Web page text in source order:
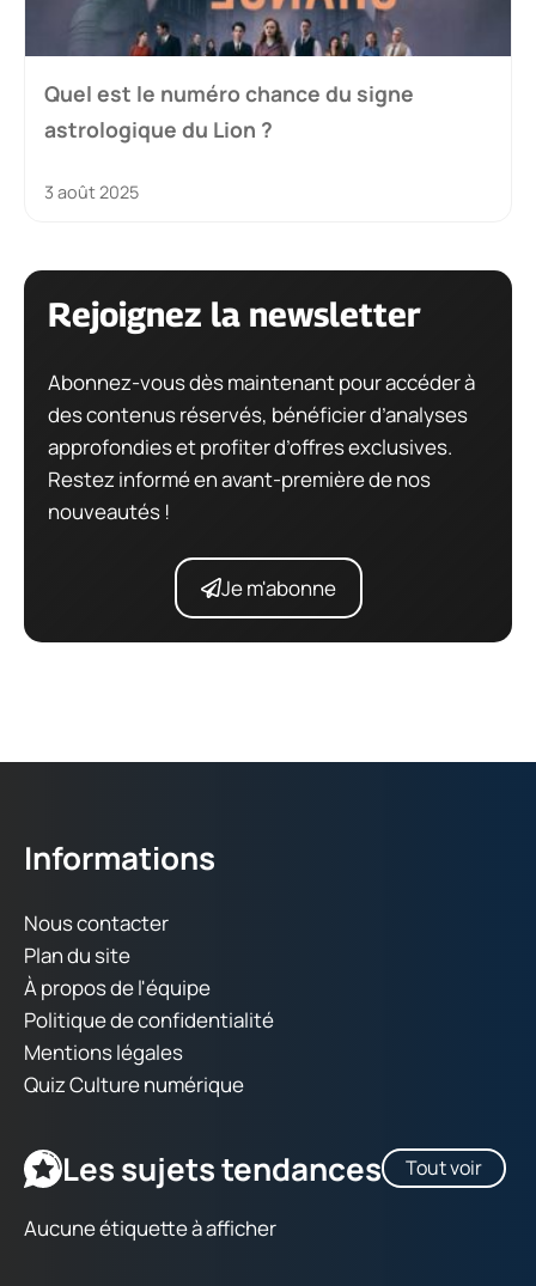
Quel est le numéro chance du signe
astrologique du Lion ?
3 août 2025
Rejoignez la newsletter
Abonnez-vous dès maintenant pour accéder à
des contenus réservés, bénéficier d’analyses
approfondies et profiter d’offres exclusives.
Restez informé en avant-première de nos
nouveautés !
Je m'abonne
Informations
Nous contacter
Plan du site
À propos de l'équipe
Politique de confidentialité
Mentions légales
Quiz Culture numérique
Les sujets tendances Tout voir
Aucune étiquette à afficher